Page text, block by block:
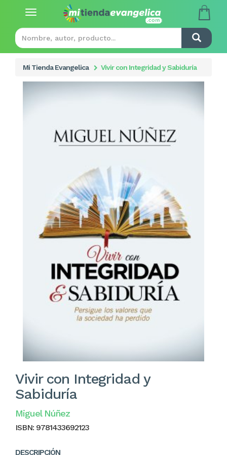
Toggle
Mi Tienda Evangelica Vivir con Integridad y Sabiduría
Vivir con Integridad y
Sabiduría
Miguel Núñez
ISBN: 9781433692123
DESCRIPCIÓN